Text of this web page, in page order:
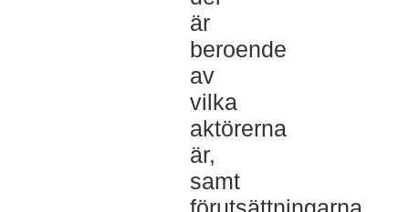
är
beroende
av
vilka
aktörerna
är,
samt